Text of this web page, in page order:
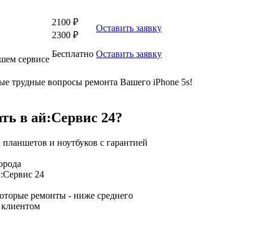
2100 ₽
2300 ₽
Оставить заявку
сервисе
Бесплатно Оставить заявку
трудные вопросы ремонта Вашего iPhone 5s!
в ай:Сервис 24?
ремонты - ниже среднего
клиентом